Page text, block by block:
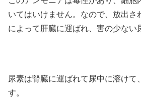
いてはいけません。なので、放出さ
によって肝臓に運ばれ、害の少ない
尿素は腎臓に運ばれて尿中に溶けて
す。